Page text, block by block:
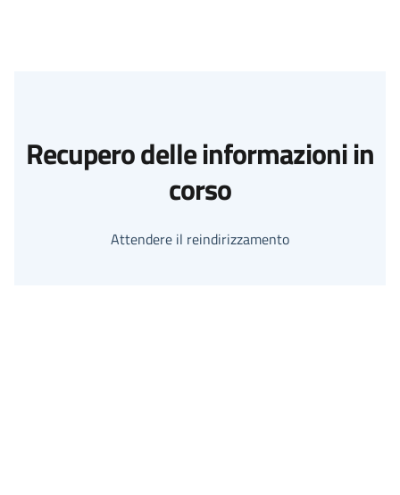
Recupero delle informazioni in
corso
Attendere il reindirizzamento